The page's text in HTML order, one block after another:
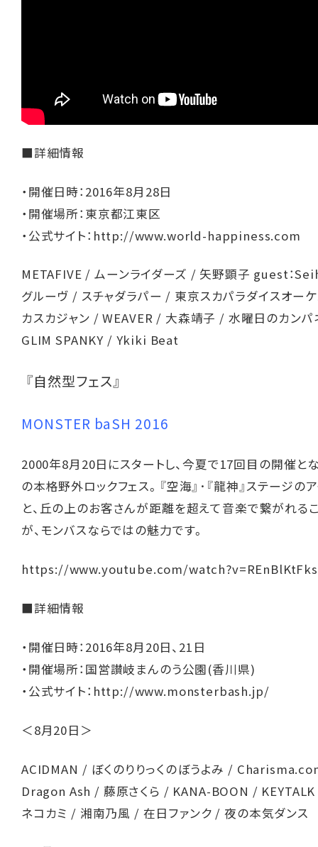
■詳細情報
・開催日時：2016年8月28日
・開催場所：東京都江東区
・公式サイト： http://www.world-happiness.com
METAFIVE / ムーンライダーズ / 矢野顕子 guest：
グルーヴ / スチャダラパー / 東京スカパラダイスオー
カスカジャン / WEAVER / 大森靖子 / 水曜日のカンパ
GLIM SPANKY / Ykiki Beat
『自然型フェス』
MONSTER baSH 2016
2000年8月20日にスタートし、今夏で17回目の開催と
の本格野外ロックフェス。『空海』･『龍神』ステージの
と、丘の上のお客さんが距離を超えて音楽で繋がれる
が、モンバスならではの魅力です。
https://www.youtube.com/
■詳細情報
・開催日時：2016年8月20日、21日
・開催場所：国営讃岐まんのう公園(香川県)
・公式サイト： http://www.monsterbash.jp/
＜8月20日＞
ACIDMAN / ぼくのりりっくのぼうよみ /
Dragon Ash / 藤原さくら / KANA-BOON / KEYTALK
ネコカミ / 湘南乃風 / 在日ファンク / 夜の本気ダンス